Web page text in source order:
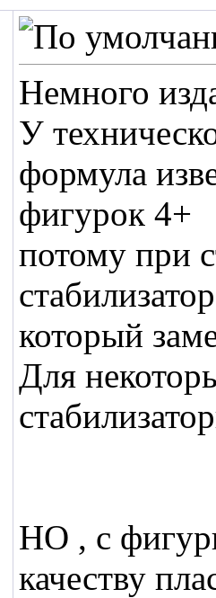
Немного
У
формула
фигурок 4+
потому при
который
Для
НО , с
качеству